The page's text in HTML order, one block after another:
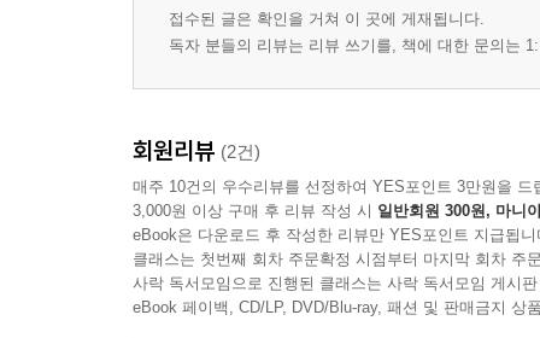
접수된 글은 확인을 거쳐 이 곳에 게재됩니다.
독자 분들의 리뷰는 리뷰 쓰기를, 책에 대한 문의는
회원리뷰 (2건)
매주 10건의 우수리뷰를 선정하여 YES포인트 3만원을 드
3,000원 이상 구매 후 리뷰 작성 시 일반회원 300원, 마니
eBook은 다운로드 후 작성한 리뷰만 YES포인트 지급됩니
클래스는 첫번째 회차 주문확정 시점부터 마지막 회차 주
사락 독서모임으로 진행된 클래스는 사락 독서모임 게시
eBook 페이백, CD/LP, DVD/Blu-ray, 패션 및 판매금지 상